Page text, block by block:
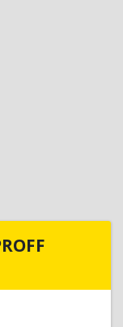
PROFF